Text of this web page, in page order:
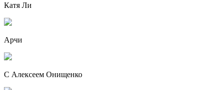
Катя Ли
Арчи
С Алексеем Онищенко